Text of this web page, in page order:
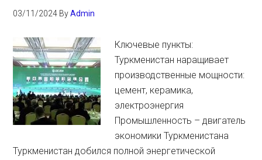
03/11/2024 ByAdmin
Ключевые пункты:
Туркменистан наращивает
производственные мощности:
цемент, керамика,
электроэнергия
Промышленность – двигатель
экономики Туркменистана
Туркменистан добился полной энергетической